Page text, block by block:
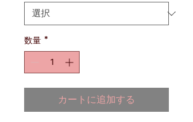
数量 *
カートに追加する